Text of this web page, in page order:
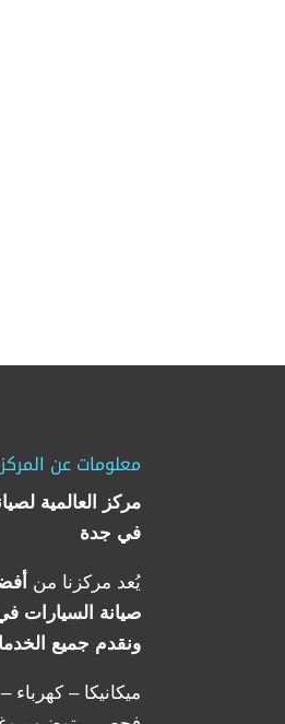
معلومات عن المركز
مركز العالمية
في جدة
يُعد مركزنا من
صيانة السيارات
ونقدم جميع
ميكانيكا – كهرباء